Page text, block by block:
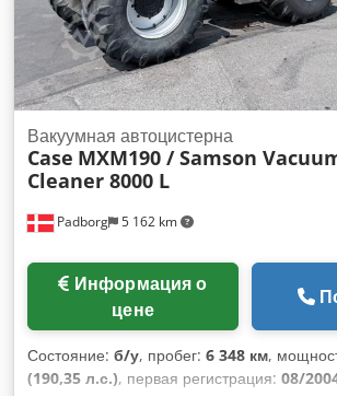
Padborg 5 162 km
Вакуумная автоцистерна
Case MXM190 / Samson
Cleaner 8000 L
цене
Состояние: б/у, пробег: 6 348 км,
(190,35 л.с.), первая регистрация: 08/